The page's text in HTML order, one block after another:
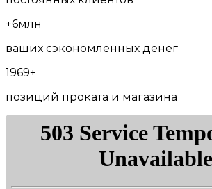
+6млн
ваших сэкономленных денег
1969+
позиций проката и магазина